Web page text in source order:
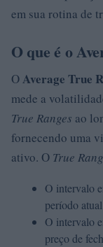
em sua rotina de
O que é o
OAverage True
mede a
True Ranges ao
fornecendo uma
ativo. O True
O intervalo
período atual
O intervalo
preço de